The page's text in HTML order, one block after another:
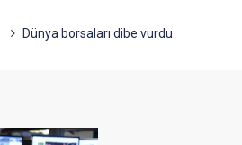
Dünya borsaları dibe vurdu